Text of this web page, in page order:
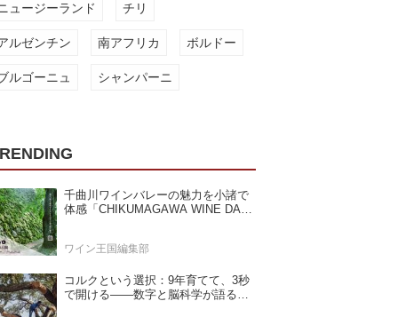
ュージーランド チリ
ルゼンチン 南アフリカ ボルドー
ルゴーニュ シャンパーニ
千曲川ワインバレーの魅力を小諸で
体感「CHIKUMAGAWA WINE DAYS
ワイン王国編集部
コルクという選択：9年育てて、3秒
で開ける——数字と脳科学が語る栓